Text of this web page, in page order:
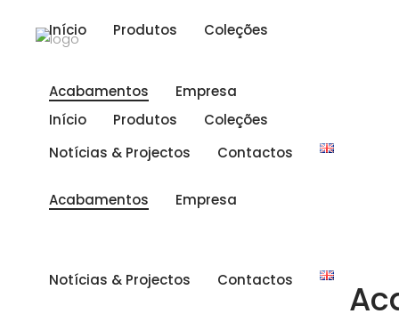
Início Produtos Coleções
Acabamentos Empresa
Notícias & Projectos Contactos
Início Produtos Coleções
Acabamentos Empresa
Notícias & Projectos Contactos